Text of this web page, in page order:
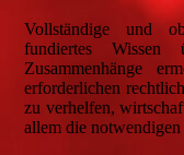
Vollständige und
fundiertes Wissen
Zusammenhänge
erforderlichen
zu verhelfen,
allem die